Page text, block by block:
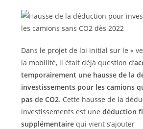
Dans le projet de loi initial sur le «
la mobilité, il était déjà question d’
temporairement une hausse de la
investissements pour les camions
pas de CO2. Cette hausse de la
investissements est une déduction
supplémentairequi vient s’ajouter